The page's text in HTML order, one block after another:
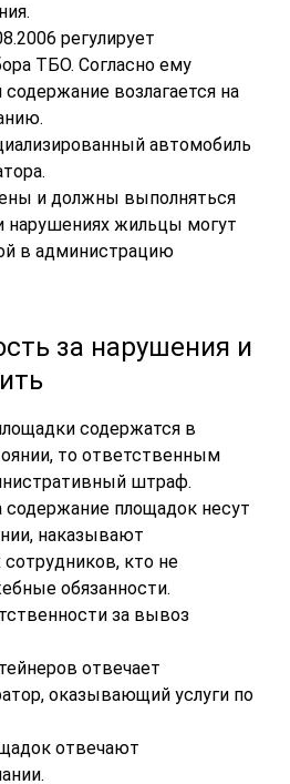
регулирует
ТБО. Согласно ему
возлагается на
автомобиль
и должны выполняться
нарушениях жильцы могут
в администрацию
за нарушения и
содержатся в
то ответственным
штраф.
содержание площадок несут
наказывают
сотрудников, кто не
обязанности.
за вывоз
отвечает
оказывающий услуги по
отвечают